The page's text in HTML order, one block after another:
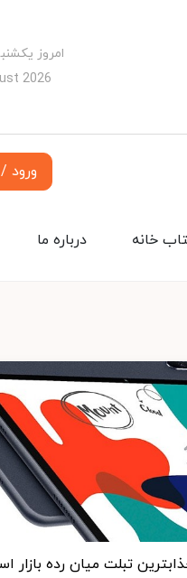
امروز یکشنبه 18 مرداد
2026
ورود
درباره ما خانه